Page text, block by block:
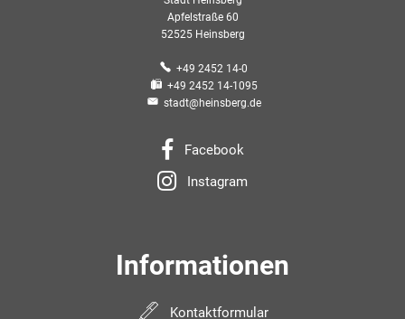
Apfelstraße 60
52525 Heinsberg
+49 2452 14-0
+49 2452 14-1095
stadt@heinsberg.de
Facebook
Instagram
Informationen
Kontaktformular